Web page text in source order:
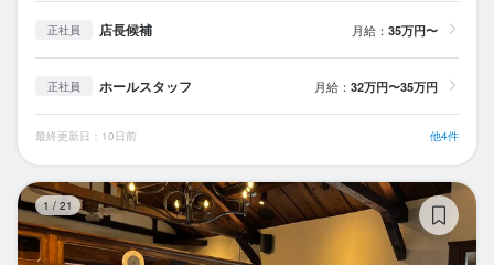
正社員 店長候補 月給： 35万円〜
正社員 ホールスタッフ 月給： 32万円〜35万円
最終更新日：10日前 他4件
1 / 21